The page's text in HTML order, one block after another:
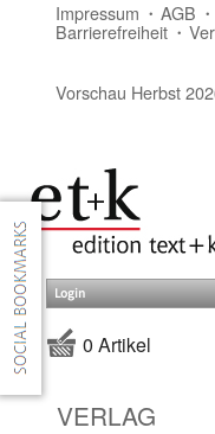
Impressum AGB
Barrierefreiheit
Vorschau Herbst
Login
0 Artikel
VERLAG